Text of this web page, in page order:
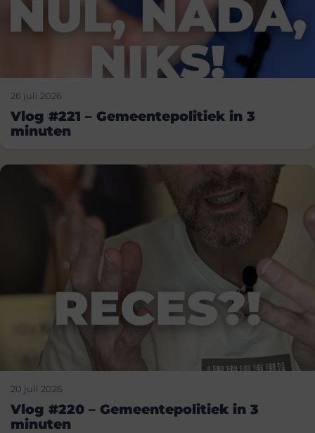
26 juli 2026
Vlog #221 – Gemeentepolitiek in 3
minuten
20 juli 2026
Vlog #220 – Gemeentepolitiek in 3
minuten